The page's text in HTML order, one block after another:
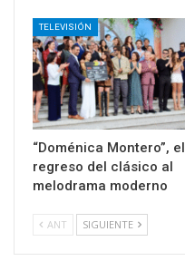
TELEVISIÓN
“Doménica Montero”, el
regreso del clásico al
melodrama moderno
ANT SIGUIENTE